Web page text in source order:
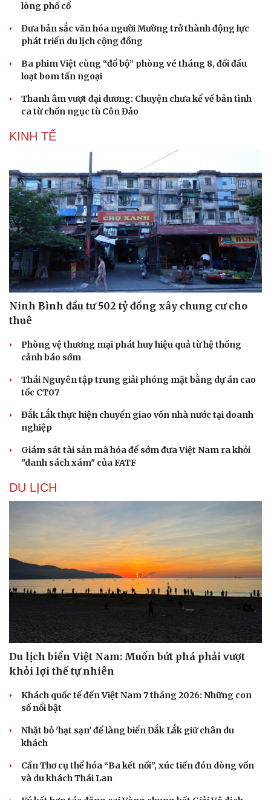
Sân khấu - Điện ảnh
Văn học
Di sản
Nghệ sĩ
lòng phố cổ
Đưa bản sắc văn hóa người Mường trở thành động lực
phát triển du lịch cộng đồng
Ba phim Việt cùng “đổ bộ” phòng vé tháng 8, đối đầu
loạt bom tấn ngoại
Thanh âm vượt đại dương: Chuyện chưa kể về bản tình
ca từ chốn ngục tù Côn Đảo
KINH TẾ
Ninh Bình đầu tư 502 tỷ đồng xây chung cư cho
thuê
Phòng vệ thương mại phát huy hiệu quả từ hệ thống
cảnh báo sớm
Thái Nguyên tập trung giải phóng mặt bằng dự án cao
tốc CT07
Đắk Lắk thực hiện chuyển giao vốn nhà nước tại doanh
nghiệp
Giám sát tài sản mã hóa để sớm đưa Việt Nam ra khỏi
"danh sách xám" của FATF
DU LỊCH
Du lịch biển Việt Nam: Muốn bứt phá phải vượt
khỏi lợi thế tự nhiên
Khách quốc tế đến Việt Nam 7 tháng 2026: Những con
số nổi bật
Nhặt bỏ 'hạt sạn' để làng biển Đắk Lắk giữ chân du
khách
Cần Thơ cụ thể hóa “Ba kết nối”, xúc tiến đón dòng vốn
và du khách Thái Lan